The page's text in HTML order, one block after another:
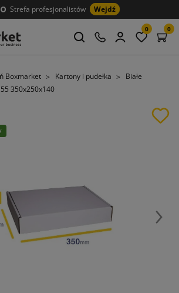
Strefa profesjonalistów Wejdź
0 0
Boxmarket Kartony i pudełka
Białe
350x250x140